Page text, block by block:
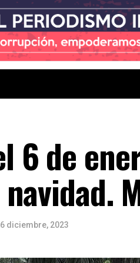
6 de
diciembre, 2023